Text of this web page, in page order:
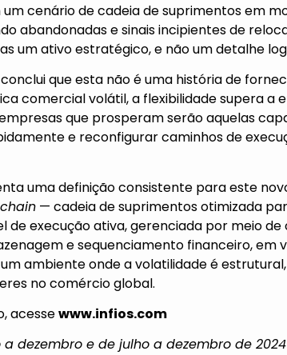
cenário de cadeia de suprimentos em
abandonadas e sinais incipientes de
um ativo estratégico, e não um detalhe
que esta não é uma história de
comercial volátil, a flexibilidade supera a
que prosperam serão aquelas
e reconfigurar caminhos de
uma definição consistente para este
— cadeia de suprimentos otimizada
de execução ativa, gerenciada por meio de
e sequenciamento financeiro, em
ambiente onde a volatilidade é
no comércio global.
acessewww.infios.com
a dezembro e de julho a dezembro de